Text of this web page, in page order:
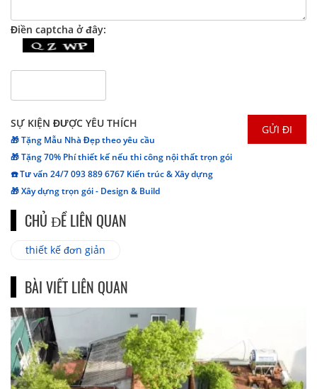
Điền captcha ở đây:
SỰ KIỆN ĐƯỢC YÊU THÍCH
🎁 Tặng Mẫu Nhà Đẹp theo yêu cầu
🎁 Tặng 70% Phí thiết kế nếu thi công nội thất trọn gói
☎️ Tư vấn 24/7 093 889 6767 Kiến trúc & Xây dựng
🎁 Xây dựng trọn gói - Design & Build
CHỦ ĐỀ LIÊN QUAN
thiết kế đơn giản
BÀI VIẾT LIÊN QUAN